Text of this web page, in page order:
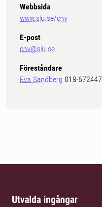
Webbsida
www.slu.se/cnv
E-post
cnv@slu.se
Föreståndare
Eva Sandberg 018-672447
Utvalda ingångar